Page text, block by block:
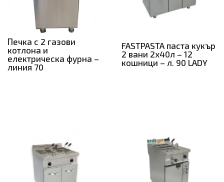
Печка с 2 газови
котлона и
електрическа фурна –
линия 70
FASTPASTA паста кукър
2 вани 2х40л – 12
кошници – л. 90 LADY